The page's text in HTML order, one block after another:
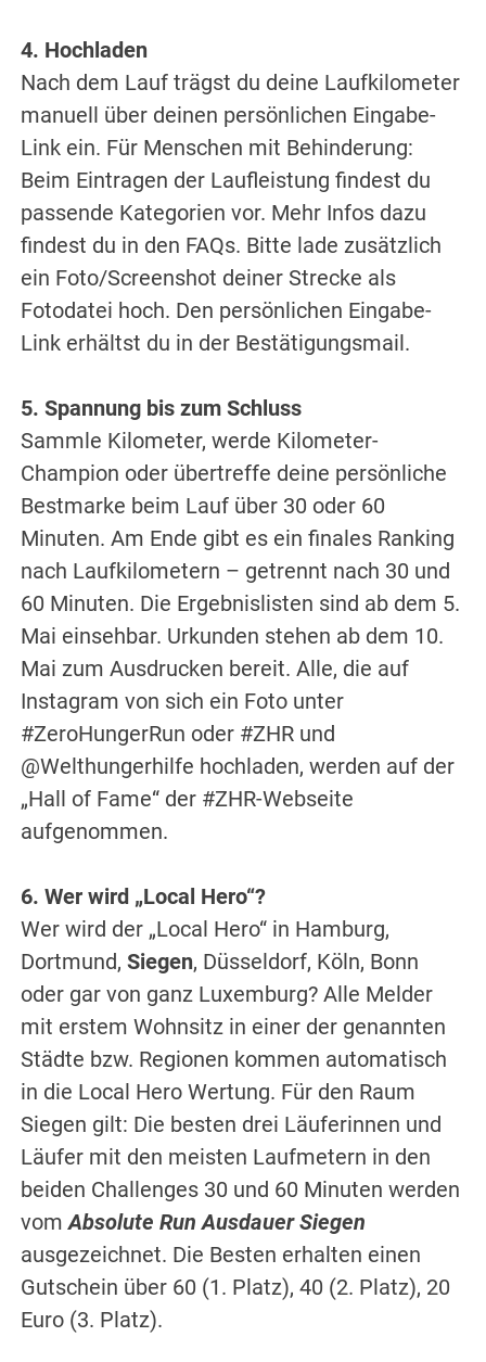
4. Hochladen
Nach dem Lauf trägst du deine Laufkilometer
manuell über deinen persönlichen Eingabe-
Link ein. Für Menschen mit Behinderung:
Beim Eintragen der Laufleistung findest du
passende Kategorien vor. Mehr Infos dazu
findest du in den FAQs. Bitte lade zusätzlich
ein Foto/Screenshot deiner Strecke als
Fotodatei hoch. Den persönlichen Eingabe-
Link erhältst du in der Bestätigungsmail.
5. Spannung bis zum Schluss
Sammle Kilometer, werde Kilometer-
Champion oder übertreffe deine persönliche
Bestmarke beim Lauf über 30 oder 60
Minuten. Am Ende gibt es ein finales Ranking
nach Laufkilometern – getrennt nach 30 und
60 Minuten. Die Ergebnislisten sind ab dem 5.
Mai einsehbar. Urkunden stehen ab dem 10.
Mai zum Ausdrucken bereit. Alle, die auf
Instagram von sich ein Foto unter
#ZeroHungerRun oder #ZHR und
@Welthungerhilfe hochladen, werden auf der
„Hall of Fame“ der #ZHR-Webseite
aufgenommen.
6. Wer wird „Local Hero“?
Wer wird der „Local Hero“ in Hamburg,
Dortmund,Siegen, Düsseldorf, Köln, Bonn
oder gar von ganz Luxemburg? Alle Melder
mit erstem Wohnsitz in einer der genannten
Städte bzw. Regionen kommen automatisch
in die Local Hero Wertung. Für den Raum
Siegen gilt: Die besten drei Läuferinnen und
Läufer mit den meisten Laufmetern in den
beiden Challenges 30 und 60 Minuten werden
vomAbsolute Run Ausdauer Siegen
ausgezeichnet. Die Besten erhalten einen
Gutschein über 60 (1. Platz), 40 (2. Platz), 20
Euro (3. Platz).